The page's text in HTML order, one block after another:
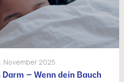
November 2025
– Wenn dein Bauch